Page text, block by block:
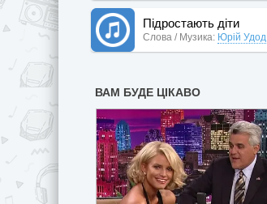
Підростають діти
Слова / Музика: Юрій Удод